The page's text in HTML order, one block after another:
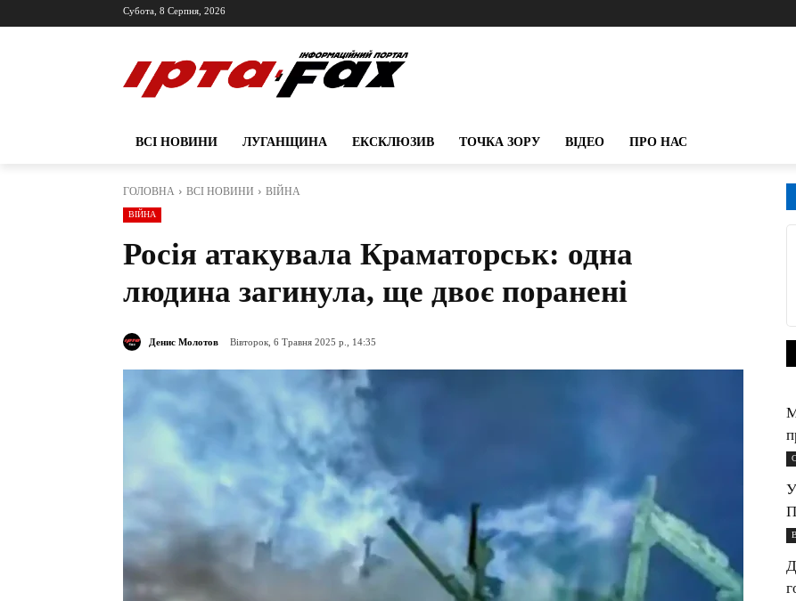
Субота, 8 Серпня, 2026
ВСІ НОВИНИ ЛУГАНЩИНА ЕКСКЛЮЗИВ ТОЧКА ЗОРУ ВІДЕО ПРО НАС
ГОЛОВНА ВСІ НОВИНИ ВІЙНА
ВІЙНА
Росія атакувала Краматорськ: одна
людина загинула, ще двоє поранені
Денис Молотов Вівторок, 6 Травня 2025 р., 14:35